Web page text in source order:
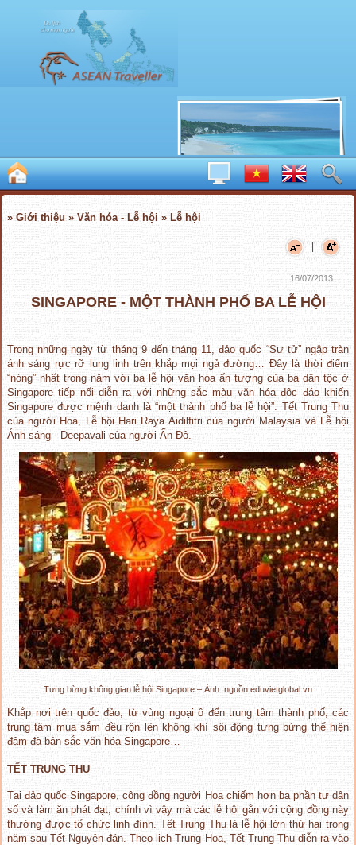
» Giới thiệu » Văn hóa - Lễ hội » Lễ hội
|
16/07/2013
SINGAPORE - MỘT THÀNH PHỐ BA LỄ HỘI
Trong những ngày từ tháng 9 đến tháng 11, đảo quốc “Sư tử” ngập tràn
ánh sáng rực rỡ lung linh trên khắp mọi ngả đường… Đây là thời điểm
“nóng” nhất trong năm với ba lễ hội văn hóa ấn tượng của ba dân tộc ở
Singapore tiếp nối diễn ra với những sắc màu văn hóa độc đáo khiến
Singapore được mệnh danh là “một thành phố ba lễ hội”: Tết Trung Thu
của người Hoa, Lễ hội Hari Raya Aidilfitri của người Malaysia và Lễ hội
Ánh sáng - Deepavali của người Ấn Độ.
Tưng bừng không gian lễ hội Singapore – Ảnh: nguồn eduvietglobal.vn
Khắp nơi trên quốc đảo, từ vùng ngoại ô đến trung tâm thành phố, các
trung tâm mua sắm đều rộn lên không khí sôi động tưng bừng thể hiện
đậm đà bản sắc văn hóa Singapore…
TẾT TRUNG THU
Tại đảo quốc Singapore, cộng đồng người Hoa chiếm hơn ba phần tư dân
số và làm ăn phát đạt, chính vì vậy mà các lễ hội gắn với cộng đồng này
thường được tổ chức linh đình. Tết Trung Thu là lễ hội lớn thứ hai trong
năm sau Tết Nguyên đán. Theo lịch Trung Hoa, Tết Trung Thu diễn ra vào